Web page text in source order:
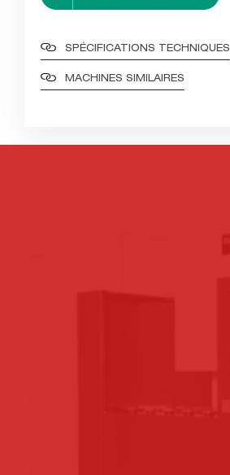
SPÉCIFICATIONS TECHNIQUES
MACHINES SIMILAIRES